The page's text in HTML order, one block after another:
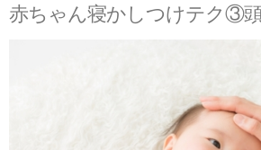
赤ちゃん寝かしつけテク③